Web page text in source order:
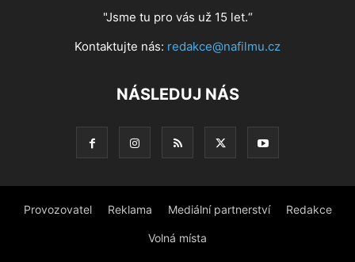
"Jsme tu pro vás už 15 let.“
Kontaktujte nás: redakce@nafilmu.cz
NÁSLEDUJ NÁS
Provozovatel Reklama Mediální partnerství Redakce
Volná místa